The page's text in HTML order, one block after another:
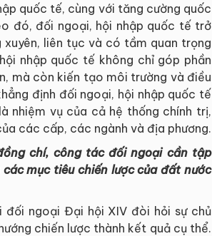
quốc tế, cùng với tăng cường quốc
đó, đối ngoại, hội nhập quốc tế trở
liên tục và có tầm quan trọng
nhập quốc tế không chỉ góp phần
mà còn kiến tạo môi trường và điều
định đối ngoại, hội nhập quốc tế
nhiệm vụ của cả hệ thống chính trị,
các cấp, các ngành và địa phương.
chí, công tác đối ngoại cần tập
mục tiêu chiến lược của đất nước
đối ngoại Đại hội XIV đòi hỏi sự chủ
chiến lược thành kết quả cụ thể.